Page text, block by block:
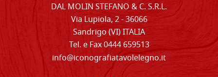
DAL MOLIN STEFANO & C. S.R.L.
Via Lupiola, 2 - 36066
Sandrigo (VI) ITALIA
Tel. e Fax 0444 659513
info@iconografiatavolelegno.it